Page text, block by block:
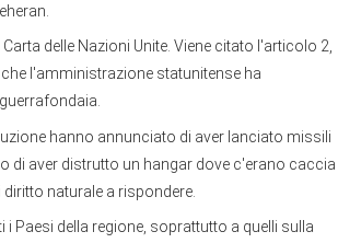
delle Nazioni Unite. Viene citato l'articolo 2,
l'amministrazione statunitense ha
hanno annunciato di aver lanciato missili
di aver distrutto un hangar dove c'erano caccia
naturale a rispondere.
Paesi della regione, soprattutto a quelli sulla